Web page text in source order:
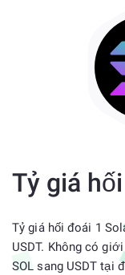
Tỷ giá
Tỷ giá hối đoái 1
USDT. Không có
SOL sang USDT tại